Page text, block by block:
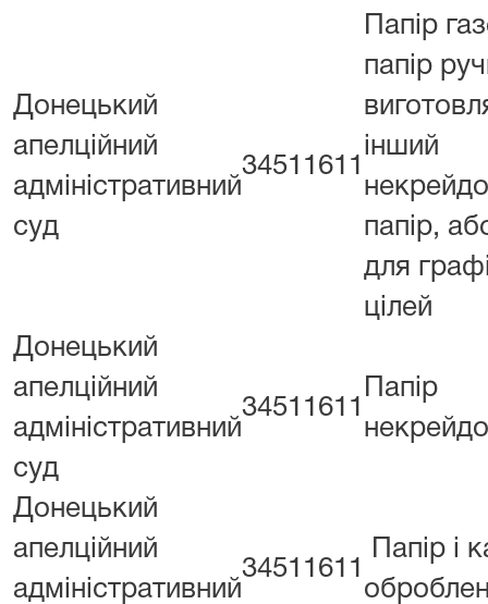
Донецький
апелційний
адміністративний
суд
34511611
Папір
папір
інший
папір,
для
цілей
Донецький
апелційний
адміністративний
суд
34511611
Папір
Донецький
апелційний
адміністративний
34511611
Папір і